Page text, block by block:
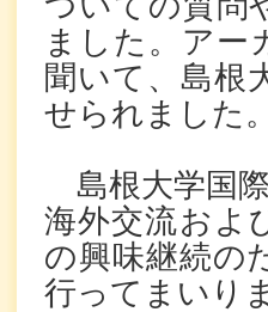
ました。アー
聞いて、島根
せられました。
島根大学国
海外交流およ
の興味継続の
行ってまいり